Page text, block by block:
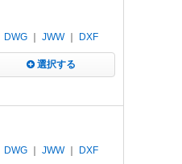
DWG JWW｜ DXF
選択する
DWG JWW｜ DXF